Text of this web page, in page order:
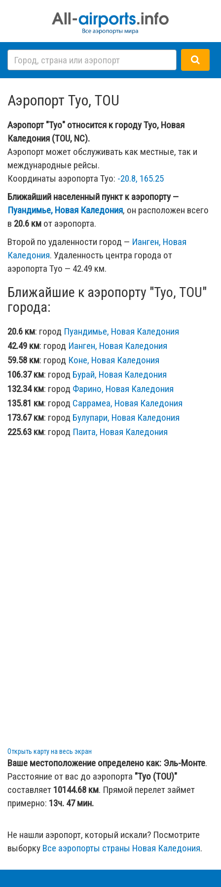
Аэропорт Туо, TOU
Аэропорт "Туо" относится к городу Туо, Новая
Каледония (TOU, NC).
Аэропорт может обслуживать как местные, так и
международные рейсы.
Координаты аэропорта Туо: -20.8, 165.25
Ближайший населенный пункт к аэропорту —
Пуандимье, Новая Каледония, он расположен всего
в 20.6 км от аэропорта.
Второй по удаленности город — Ианген, Новая
Каледония. Удаленность центра города от
аэропорта Туо — 42.49 км.
Ближайшие к аэропорту "Туо, TOU"
города:
20.6 км: город Пуандимье, Новая Каледония
42.49 км: город Ианген, Новая Каледония
59.58 км: город Коне, Новая Каледония
106.37 км: город Бурай, Новая Каледония
132.34 км: город Фарино, Новая Каледония
135.81 км: город Саррамеа, Новая Каледония
173.67 км: город Булупари, Новая Каледония
225.63 км: город Паита, Новая Каледония
Открыть карту на весь экран
Ваше местоположение определено как: Эль-Монте.
Расстояние от вас до аэропорта "Туо (TOU)"
составляет 10144.68 км. Прямой перелет займет
примерно: 13ч. 47 мин.
Не нашли аэропорт, который искали? Посмотрите
выборку Все аэропорты страны Новая Каледония.